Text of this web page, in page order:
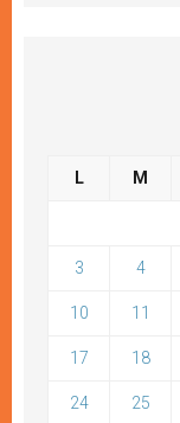
L M
3 4
10 11
17 18
24 25